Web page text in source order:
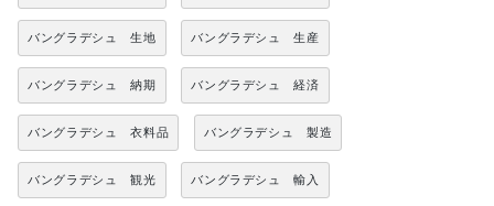
バングラデシュ 生地 バングラデシュ 生産
バングラデシュ 納期 バングラデシュ 経済
バングラデシュ 衣料品 バングラデシュ 製造
バングラデシュ 観光 バングラデシュ 輸入